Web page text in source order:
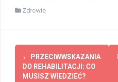
Zdrowie
Post
navigation
← PRZECIWWSKAZANIA
DO REHABILITACJI: CO
MUSISZ WIEDZIEĆ?